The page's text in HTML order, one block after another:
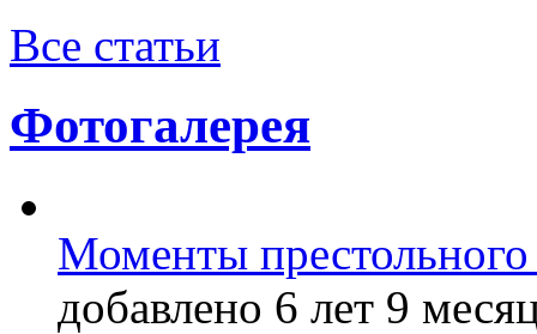
Все статьи
Фотогалерея
Моменты
добавлено 6 лет 9